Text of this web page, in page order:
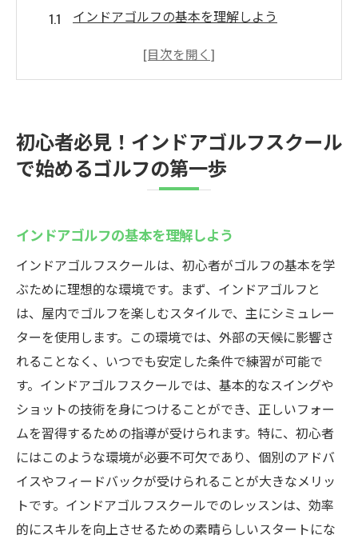
インドアゴルフの基本を理解しよう
初心者におすすめの練習メニュー
手ぶらで始めるゴルフの利点
インドアゴルフの楽しみ方
よう|初心者でも安心の環境
スズヨンゴルフクラブの施設紹介
初心者に優しいサポート体制
道具不要！手ぶらで訪れる魅力
温度管理された快適な練習環境
初心者に優しいインストラクション
ゴルフを通じたコミュニティの形成
群馬県高崎市のスズヨンゴルフクラブでインド
アゴルフスクールを体験しよう
インドアゴルフスクールの特徴とは
初心者が安心して参加できる理由
ゴルフスクールのカリキュラム紹介
初心者必見！インドアゴルフスクール
で始めるゴルフの第一歩
インドアゴルフの基本を理解しよう
インドアゴルフスクールは、初心者がゴルフの基本を学
ぶために理想的な環境です。まず、インドアゴルフと
は、屋内でゴルフを楽しむスタイルで、主にシミュレー
ターを使用します。この環境では、外部の天候に影響さ
れることなく、いつでも安定した条件で練習が可能で
す。インドアゴルフスクールでは、基本的なスイングや
ショットの技術を身につけることができ、正しいフォー
ムを習得するための指導が受けられます。特に、初心者
にはこのような環境が必要不可欠であり、個別のアドバ
イスやフィードバックが受けられることが大きなメリッ
トです。インドアゴルフスクールでのレッスンは、効率
的にスキルを向上させるための素晴らしいスタートにな